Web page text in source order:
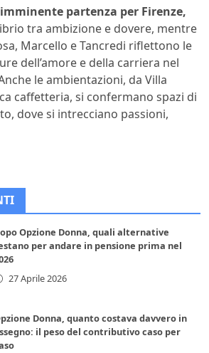
partenza per Firenze,
tra ambizione e dovere, mentre
Marcello e Tancredi riflettono le
dell’amore e della carriera nel
le ambientazioni, da Villa
caffetteria, si confermano spazi di
dove si intrecciano passioni,
Opzione Donna, quali alternative
per andare in pensione prima nel
27 Aprile 2026
Donna, quanto costava davvero in
il peso del contributivo caso per